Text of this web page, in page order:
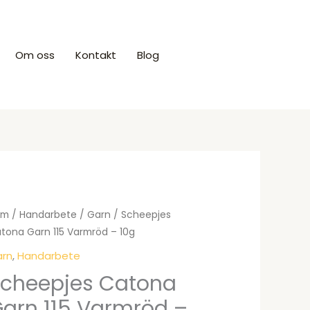
Om oss Kontakt Blog
/ Handarbete / Garn / Scheepjes
Garn 115 Varmröd – 10g
,Handarbete
Catona